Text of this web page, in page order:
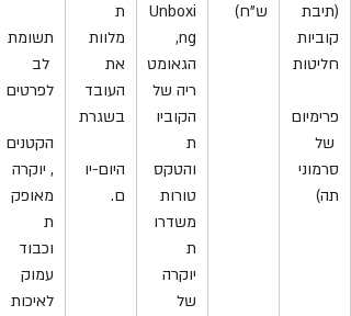
(תיבת
קוביות
חליטות
פרימיום
של
סרמוני
תה)
ש"ח)
Unboxi
ng,
הגאומט
ריה של
הקוביו
ת
והטקס
טורות
משדרו
ת
יוקרה
של
ת
מלוות
את
העובד
בשגרת
היום-יו
ם.
תשומת
לב
לפרטים
הקטנים
, יוקרה
מאופק
ת
וכבוד
עמוק
לאיכות